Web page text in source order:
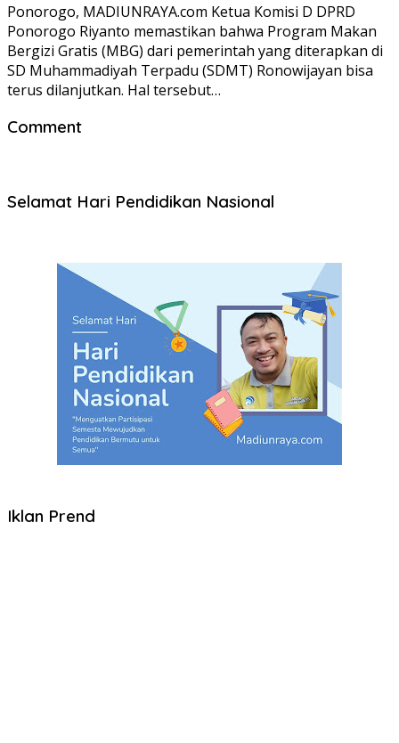
Ponorogo, MADIUNRAYA.com Ketua Komisi D DPRD
Ponorogo Riyanto memastikan bahwa Program Makan
Bergizi Gratis (MBG) dari pemerintah yang diterapkan di
SD Muhammadiyah Terpadu (SDMT) Ronowijayan bisa
terus dilanjutkan. Hal tersebut…
Comment
Selamat Hari Pendidikan Nasional
Iklan Prend